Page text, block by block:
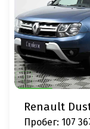
Renault
Пробег: 107